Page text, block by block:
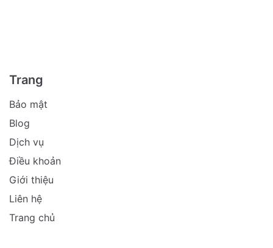
Trang
Bảo mật
Blog
Dịch vụ
Điều khoản
Giới thiệu
Liên hệ
Trang chủ